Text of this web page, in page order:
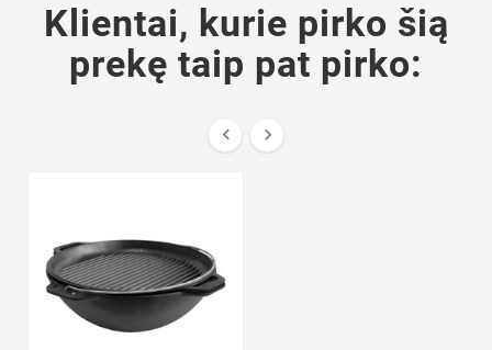
Klientai, kurie pirko šią
prekę taip pat pirko:
 